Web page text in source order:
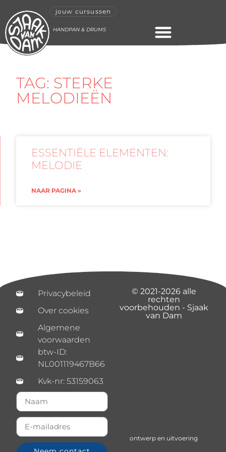
jouw cursussen
HANDPAN & DRUMS
TAG: STERKE
MELODIEËN
ESSENTIËLE ELEMENTEN:
MELODIE
NAAR PAGINA »
Privacybeleid
Over cookies
Algemene
voorwaarden
btw-ID:
NL001119467B66
Kvk-nr: 53159063
© 2021-2026 alle
rechten
voorbehouden - Sjaak
van Dam
ontwerp en uitvoering